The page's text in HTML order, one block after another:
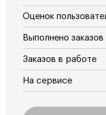
Оценок
Выполнено заказов
Заказов в работе
На сервисе